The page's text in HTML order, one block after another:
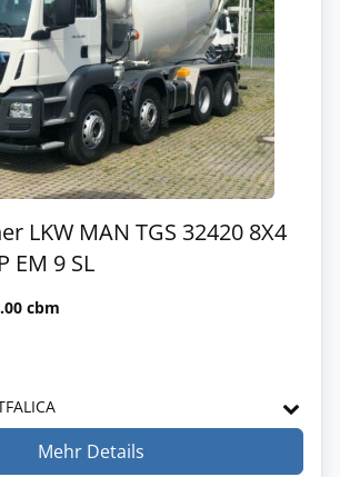
LKW MAN TGS 32420 8X4
EM 9 SL
cbm
Mehr Details